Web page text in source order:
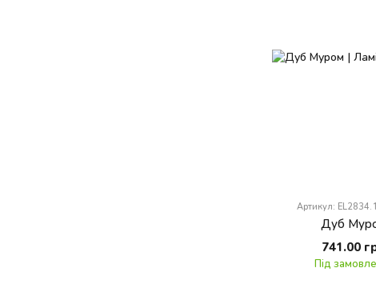
Артикул:
Дуб
741.00
Під